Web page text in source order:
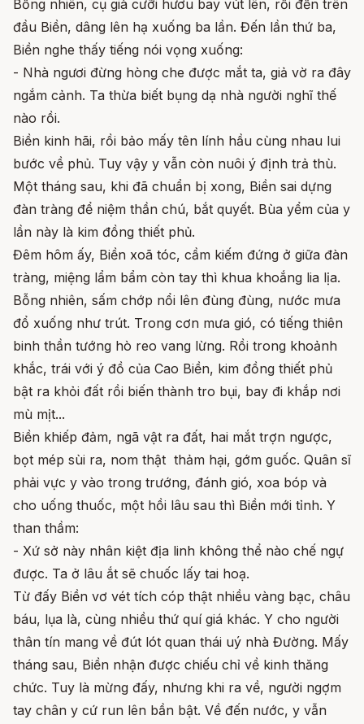
Bỗng nhiên, cụ già cưỡi hươu bay vút lên, rồi đến trên
đầu Biền, dâng lên hạ xuống ba lần. Đến lần thứ ba,
Biền nghe thấy tiếng nói vọng xuống:
- Nhà ngươi đừng hòng che được mắt ta, giả vờ ra đây
ngắm cảnh. Ta thừa biết bụng dạ nhà người nghĩ thế
nào rồi.
Biền kinh hãi, rồi bảo mấy tên lính hầu cùng nhau lui
bước về phủ. Tuy vậy y vẫn còn nuôi ý định trả thù.
Một tháng sau, khi đã chuẩn bị xong, Biền sai dựng
đàn tràng để niệm thần chú, bắt quyết. Bùa yểm của y
lần này là kim đồng thiết phủ.
Đêm hôm ấy, Biền xoã tóc, cầm kiếm đứng ở giữa đàn
tràng, miệng lẩm bẩm còn tay thì khua khoắng lia lịa.
Bỗng nhiên, sấm chớp nổi lên đùng đùng, nước mưa
đổ xuống như trút. Trong cơn mưa gió, có tiếng thiên
binh thần tướng hò reo vang lừng. Rồi trong khoảnh
khắc, trái với ý đồ của Cao Biền, kim đồng thiết phủ
bật ra khỏi đất rồi biến thành tro bụi, bay đi khắp nơi
mù mịt...
Biền khiếp đảm, ngã vật ra đất, hai mắt trợn ngược,
bọt mép sùi ra, nom thật thảm hại, gớm guốc. Quân sĩ
phải vực y vào trong trướng, đánh gió, xoa bóp và
cho uống thuốc, một hồi lâu sau thì Biền mới tỉnh. Y
than thầm:
- Xứ sở này nhân kiệt địa linh không thể nào chế ngự
được. Ta ở lâu ắt sẽ chuốc lấy tai hoạ.
Từ đấy Biền vơ vét tích cóp thật nhiều vàng bạc, châu
báu, lụa là, cùng nhiều thứ quí giá khác. Y cho người
thân tín mang về đút lót quan thái uý nhà Đường. Mấy
tháng sau, Biền nhận được chiếu chỉ về kinh thăng
chức. Tuy là mừng đấy, nhưng khi ra về, người ngợm
tay chân y cứ run lên bần bật. Về đến nước, y vẫn